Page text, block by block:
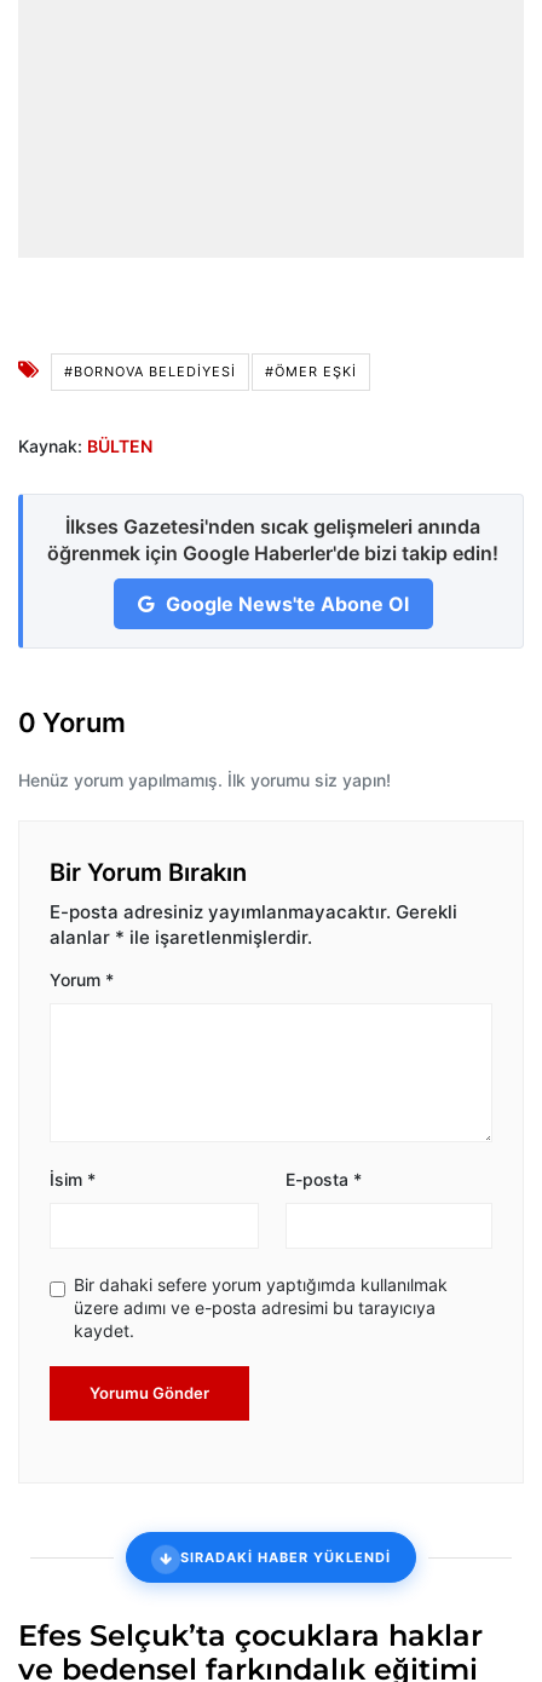
#BORNOVA BELEDIYESI #ÖMER EŞKI
Kaynak: BÜLTEN
İlkses Gazetesi'nden sıcak gelişmeleri anında
öğrenmek için Google Haberler'de bizi takip edin!
Google News'te Abone Ol
0 Yorum
Henüz yorum yapılmamış. İlk yorumu siz yapın!
Bir Yorum Bırakın
E-posta adresiniz yayımlanmayacaktır. Gerekli
alanlar * ile işaretlenmişlerdir.
Yorum *
İsim * E-posta *
Bir dahaki sefere yorum yaptığımda kullanılmak
üzere adımı ve e-posta adresimi bu tarayıcıya
kaydet.
Yorumu Gönder
SIRADAKİ HABER YÜKLENDİ
Efes Selçuk’ta çocuklara haklar
ve bedensel farkındalık eğitimi